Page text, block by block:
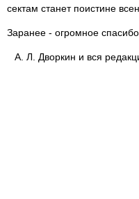
сектам станет поистине
Заранее - огромное
А. Л. Дворкин и вся